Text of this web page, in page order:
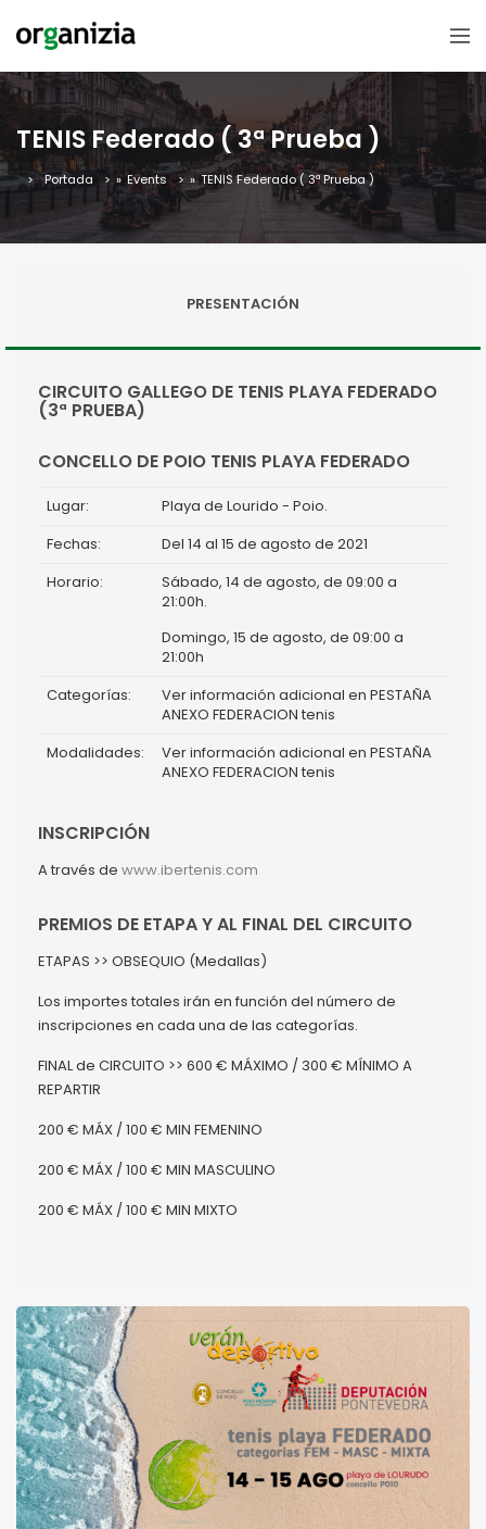
TENIS Federado ( 3ª Prueba )
Portada » Events » TENIS Federado ( 3ª Prueba )
PRESENTACIÓN
CIRCUITO GALLEGO DE TENIS PLAYA FEDERADO
(3ª PRUEBA)
CONCELLO DE POIO TENIS PLAYA FEDERADO
Lugar:
Playa de Lourido - Poio.
Fechas:
Del 14 al 15 de agosto de 2021
Horario:
Sábado, 14 de agosto, de 09:00 a
21:00h.
Domingo, 15 de agosto, de 09:00 a
21:00h
Categorías:
Ver información adicional en PESTAÑA
ANEXO FEDERACION tenis
Modalidades:
Ver información adicional en PESTAÑA
ANEXO FEDERACION tenis
INSCRIPCIÓN
A través de www.ibertenis.com
PREMIOS DE ETAPA Y AL FINAL DEL CIRCUITO
ETAPAS >> OBSEQUIO (Medallas)
Los importes totales irán en función del número de
inscripciones en cada una de las categorías.
FINAL de CIRCUITO >> 600 € MÁXIMO / 300 € MÍNIMO A
REPARTIR
200 € MÁX / 100 € MIN FEMENINO
200 € MÁX / 100 € MIN MASCULINO
200 € MÁX / 100 € MIN MIXTO